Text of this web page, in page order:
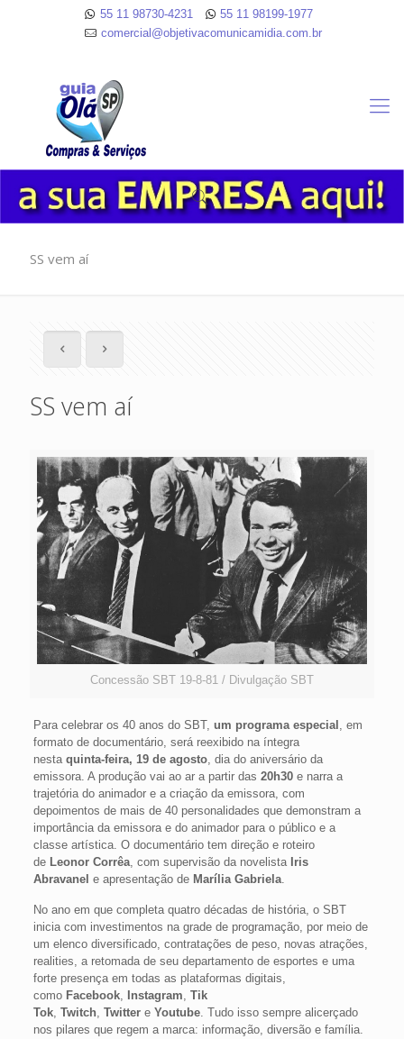
55 11 98730-4231
55 11 98199-1977
comercial@objetivacomunicamidia.com.br
SS vem aí
SS vem aí
Concessão SBT 19-8-81 / Divulgação SBT
Para celebrar os 40 anos do SBT, um programa especial , em
formato de documentário, será reexibido na íntegra
nesta quinta-feira, 19 de agosto, dia do aniversário da
emissora. A produção vai ao ar a partir das 20h30e narra a
trajetória do animador e a criação da emissora, com
depoimentos de mais de 40 personalidades que demonstram a
importância da emissora e do animador para o público e a
classe artística. O documentáriotem direção e roteiro
de Leonor Corrêa, com supervisão da novelista Iris
Abravanel e apresentação de Marília Gabriela.
No ano em que completa quatro décadas de história, o SBT
inicia com investimentos na grade de programação, por meio de
um elenco diversificado, contratações de peso, novas atrações,
realities, a retomada de seu departamento de esportes e uma
forte presença em todas as plataformas digitais,
como Facebook, Instagram, Tik
Tok, Twitch, Twittere Youtube. Tudo isso sempre alicerçado
nos pilares que regem a marca: informação, diversão e família.